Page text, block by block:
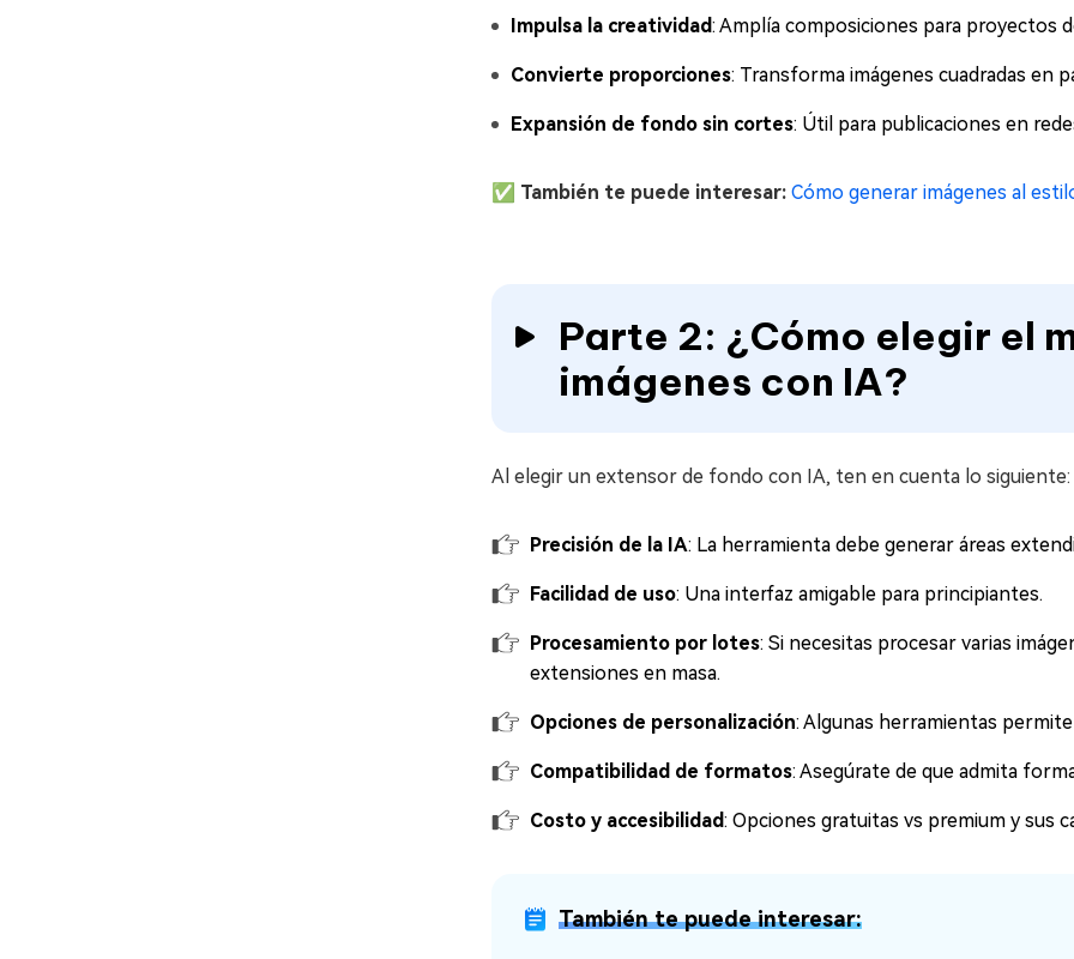
Impulsa la creatividad: Amplía composiciones para proyectos
Convierte proporciones: Transforma imágenes cuadradas en
Expansión de fondo sin cortes: Útil para publicaciones en
✅ También te puede interesar: Cómo generar imágenes al
Parte 2: ¿Cómo elegir el
imágenes con IA?
Al elegir un extensor de fondo con IA, ten en cuenta lo siguiente:
Precisión de la IA: La herramienta debe generar áreas
Facilidad de uso: Una interfaz amigable para principiantes.
Procesamiento por lotes: Si necesitas procesar varias
extensiones en masa.
Opciones de personalización: Algunas herramientas
Compatibilidad de formatos: Asegúrate de que admita
Costo y accesibilidad: Opciones gratuitas vs premium y sus
También te puede interesar: